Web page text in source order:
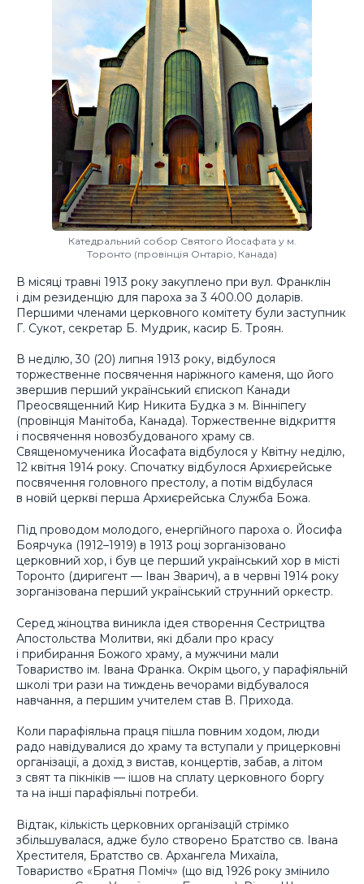
Катедральний собор Святого Йосафата у м.
Торонто (провінція Онтаріо, Канада)
В місяці травні 1913 року закуплено при вул. Франклін
і дім резиденцію для пароха за 3 400.00 доларів.
Першими членами церковного комітету були заступник
Г. Сукот, секретар Б. Мудрик, касир Б. Троян.
В неділю, 30 (20) липня 1913 року, відбулося
торжественне посвячення наріжного каменя, що його
звершив перший український єпископ Канади
Преосвященний Кир Никита Будка з м. Вінніпегу
(провінція Манітоба, Канада). Торжественне відкриття
і посвячення новозбудованого храму св.
Священомученика Йосафата відбулося у Квітну неділю,
12 квітня 1914 року. Спочатку відбулося Архиєрейське
посвячення головного престолу, а потім відбулася
в новій церкві перша Архиєрейська Служба Божа.
Під проводом молодого, енергійного пароха о. Йосифа
Боярчука (1912–1919) в 1913 році зорганізовано
церковний хор, і був це перший український хор в місті
Торонто (диригент — Іван Зварич), а в червні 1914 року
зорганізована перший український струнний оркестр.
Серед жіноцтва виникла ідея створення Сестрицтва
Апостольства Молитви, які дбали про красу
і прибирання Божого храму, а мужчини мали
Товариство ім. Івана Франка. Окрім цього, у парафіяльній
школі три рази на тиждень вечорами відбувалося
навчання, а першим учителем став В. Прихода.
Коли парафіяльна праця пішла повним ходом, люди
радо навідувалися до храму та вступали у прицерковні
організації, а дохід з вистав, концертів, забав, а літом
з свят та пікніків — ішов на сплату церковного боргу
та на інші парафіяльні потреби.
Відтак, кількість церковних організацій стрімко
збільшувалася, адже було створено Братство св. Івана
Хрестителя, Братство св. Архангела Михаїла,
Товариство «Братня Поміч» (що від 1926 року змінило